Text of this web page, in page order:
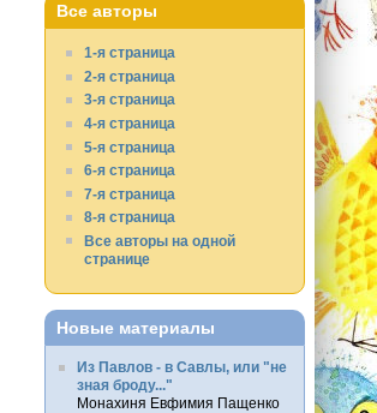
Все авторы
1-я страница
2-я страница
3-я страница
4-я страница
5-я страница
6-я страница
7-я страница
8-я страница
Все авторы на одной
странице
Новые материалы
Из Павлов - в Савлы, или "не
зная броду..."
Монахиня Евфимия Пащенко